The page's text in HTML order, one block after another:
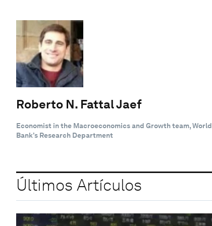
Roberto N. Fattal Jaef
Economist in the Macroeconomics and Growth team, World
Bank’s Research Department
Últimos Artículos